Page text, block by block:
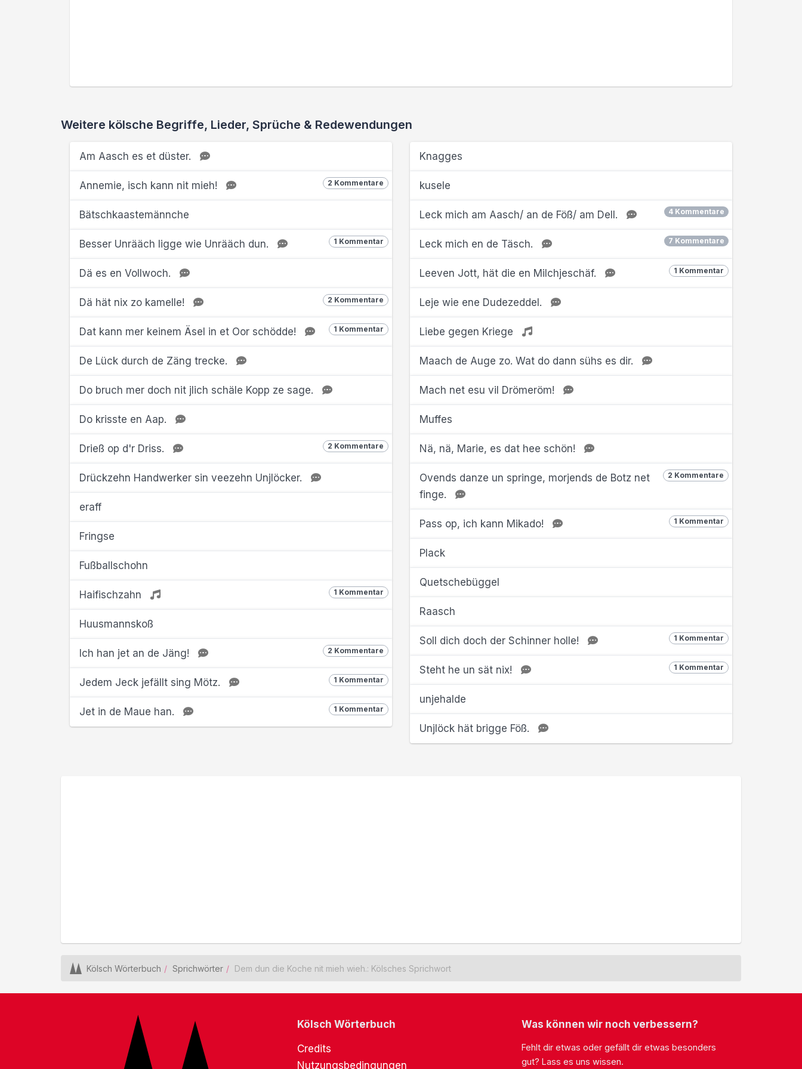
Weitere kölsche Begriffe, Lieder, Sprüche & Redewendungen
Am Aasch es et düster.
2 Kommentare
Annemie, isch kann nit mieh!
Bätschkaastemännche
1 Kommentar
Besser Unrääch ligge wie Unrääch dun.
Dä es en Vollwoch.
2 Kommentare
Dä hät nix zo kamelle!
1 Kommentar
Dat kann mer keinem Äsel in et Oor schödde!
De Lück durch de Zäng trecke.
Do bruch mer doch nit jlich schäle Kopp ze sage.
Do krisste en Aap.
2 Kommentare
Drieß op d'r Driss.
Drückzehn Handwerker sin veezehn Unjlöcker.
eraff
Fringse
Fußballschohn
1 Kommentar
Haifischzahn
Huusmannskoß
2 Kommentare
Ich han jet an de Jäng!
1 Kommentar
Jedem Jeck jefällt sing Mötz.
1 Kommentar
Jet in de Maue han.
Knagges
kusele
4 Kommentare
Leck mich am Aasch/ an de Föß/ am Dell.
7 Kommentare
Leck mich en de Täsch.
1 Kommentar
Leeven Jott, hät die en Milchjeschäf.
Leje wie ene Dudezeddel.
Liebe gegen Kriege
Maach de Auge zo. Wat do dann sühs es dir.
Mach net esu vil Drömeröm!
Muffes
Nä, nä, Marie, es dat hee schön!
2 Kommentare
Ovends danze un springe, morjends de Botz net
finge.
1 Kommentar
Pass op, ich kann Mikado!
Plack
Quetschebüggel
Raasch
1 Kommentar
Soll dich doch der Schinner holle!
1 Kommentar
Steht he un sät nix!
unjehalde
Unjlöck hät brigge Föß.
Kölsch Wörterbuch Sprichwörter Dem dun die Koche nit mieh wieh.: Kölsches Sprichwort
Kölsch Wörterbuch
Credits
Nutzungsbedingungen
Was können wir noch verbessern?
Fehlt dir etwas oder gefällt dir etwas besonders
gut? Lass es uns wissen.